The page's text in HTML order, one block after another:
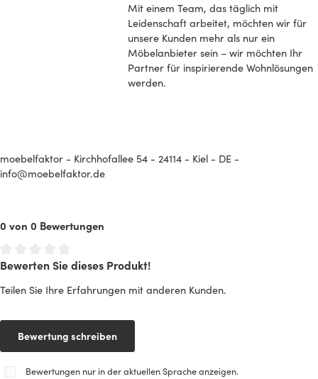
Mit einem Team, das täglich mit
Leidenschaft arbeitet, möchten wir für
unsere Kunden mehr als nur ein
Möbelanbieter sein – wir möchten Ihr
Partner für inspirierende Wohnlösungen
werden.
moebelfaktor - Kirchhofallee 54 - 24114 - Kiel - DE -
info@moebelfaktor.de
0 von 0 Bewertungen
Durchschnittliche Bewertung von 0 von 5 Sternen
Bewerten Sie dieses Produkt!
Teilen Sie Ihre Erfahrungen mit anderen Kunden.
Bewertung schreiben
Bewertungen nur in der aktuellen Sprache anzeigen.